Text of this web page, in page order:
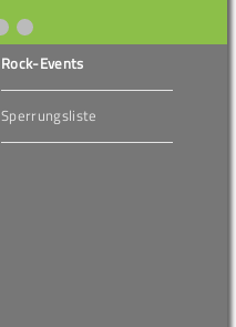
Rock-Events
Sperrungsliste